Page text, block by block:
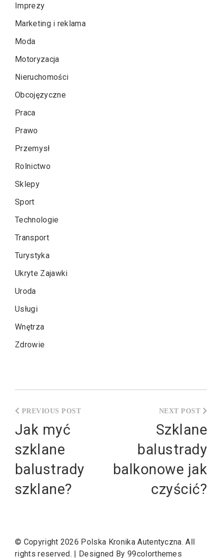
Imprezy
Marketing i reklama
Moda
Motoryzacja
Nieruchomości
Obcojęzyczne
Praca
Prawo
Przemysł
Rolnictwo
Sklepy
Sport
Technologie
Transport
Turystyka
Ukryte Zajawki
Uroda
Usługi
Wnętrza
Zdrowie
wpisu
Jak myć
szklane
balustrady
szklane?
Szklane
balustrady
balkonowe jak
czyścić?
© Copyright 2026 Polska Kronika Autentyczna. All
rights reserved.
Designed By 99colorthemes